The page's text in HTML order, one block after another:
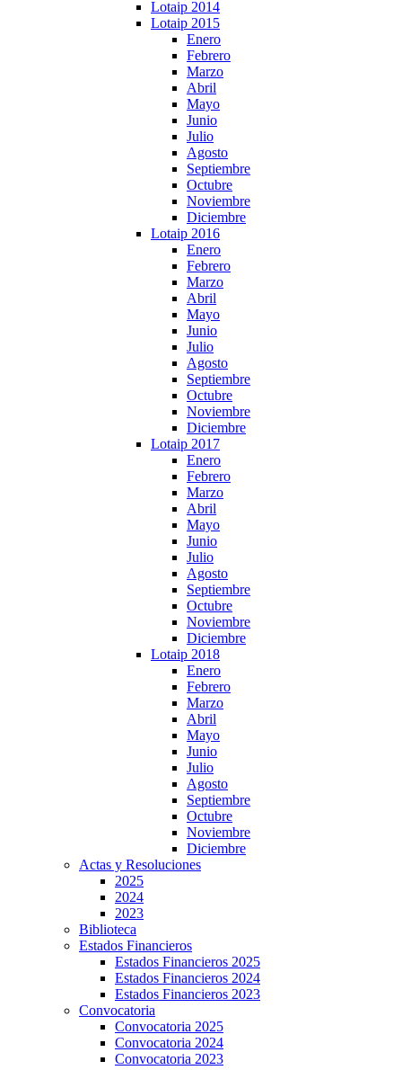
Lotaip 2014
Lotaip 2015
Enero
Febrero
Marzo
Abril
Mayo
Junio
Julio
Agosto
Septiembre
Octubre
Noviembre
Diciembre
Lotaip 2016
Enero
Febrero
Marzo
Abril
Mayo
Junio
Julio
Agosto
Septiembre
Octubre
Noviembre
Diciembre
Lotaip 2017
Enero
Febrero
Marzo
Abril
Mayo
Junio
Julio
Agosto
Septiembre
Octubre
Noviembre
Diciembre
Lotaip 2018
Enero
Febrero
Marzo
Abril
Mayo
Junio
Julio
Agosto
Septiembre
Octubre
Noviembre
Diciembre
Actas y Resoluciones
2025
2024
2023
Biblioteca
Estados Financieros
Estados Financieros 2025
Estados Financieros 2024
Estados Financieros 2023
Convocatoria
Convocatoria 2025
Convocatoria 2024
Convocatoria 2023